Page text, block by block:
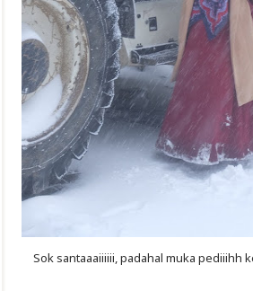
Sok santaaaiiiiii, padahal muka pediiihh